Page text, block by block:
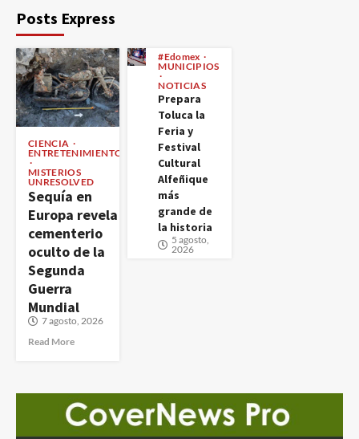
Posts Express
CIENCIA
ENTRETENIMIENTO
MISTERIOS
UNRESOLVED
Sequía en
Europa revela
cementerio
oculto de la
Segunda
Guerra
Mundial
7 agosto, 2026
Read More
#Edomex
MUNICIPIOS
NOTICIAS
Prepara
Toluca la
Feria y
Festival
Cultural
Alfeñique
más
grande de
la historia
5 agosto,
2026